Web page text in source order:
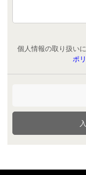
個人情報の取り扱い
ポ